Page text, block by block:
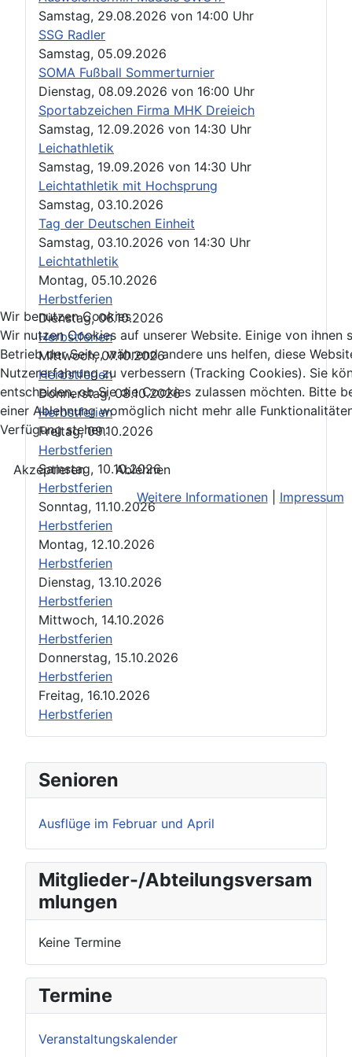
Senioren
Ausflüge im Februar und April
Mitglieder-/Abteilungsversam
mlungen
Keine Termine
Termine
Veranstaltungskalender
Samstag, 29.08.2026 von 14:00 Uhr
SSG Radler
Samstag, 05.09.2026
SOMA Fußball Sommerturnier
Dienstag, 08.09.2026 von 16:00 Uhr
Sportabzeichen Firma MHK Dreieich
Samstag, 12.09.2026 von 14:30 Uhr
Leichathletik
Samstag, 19.09.2026 von 14:30 Uhr
Leichtathletik mit Hochsprung
Samstag, 03.10.2026
Tag der Deutschen Einheit
Samstag, 03.10.2026 von 14:30 Uhr
Leichtathletik
Montag, 05.10.2026
Herbstferien
Dienstag, 06.10.2026
Herbstferien
Mittwoch, 07.10.2026
Herbstferien
Donnerstag, 08.10.2026
Herbstferien
Freitag, 09.10.2026
Herbstferien
Samstag, 10.10.2026
Herbstferien
Sonntag, 11.10.2026
Herbstferien
Montag, 12.10.2026
Herbstferien
Dienstag, 13.10.2026
Herbstferien
Mittwoch, 14.10.2026
Herbstferien
Donnerstag, 15.10.2026
Herbstferien
Freitag, 16.10.2026
Herbstferien
Wir benutzen Cookies
Wir nutzen Cookies auf unserer Website. Einige von ihnen
Betrieb der Seite, während andere uns helfen, diese
Nutzererfahrung zu verbessern (Tracking Cookies). Sie
entscheiden, ob Sie die Cookies zulassen möchten. Bitte
einer Ablehnung womöglich nicht mehr alle
Verfügung stehen.
Akzeptieren
Ablehnen
Weitere Informationen| Impressum